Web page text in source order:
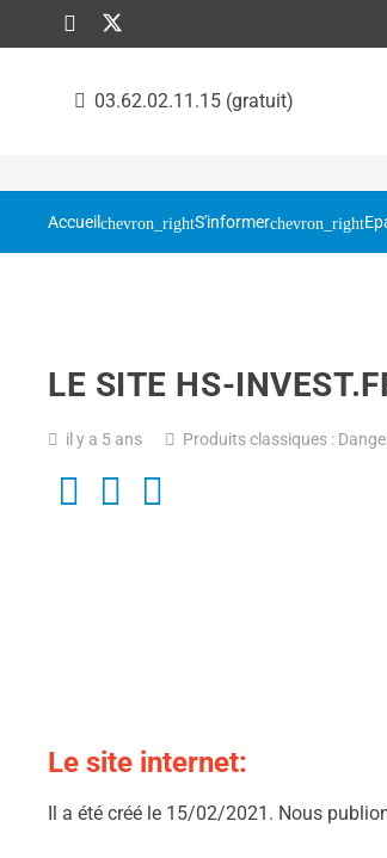
03.62.02.11.15 (gratuit)
Accueil S'informer
LE SITE HS-
il y a 5 ans Produits classiques :
Le site internet:
Il a été créé le 15/02/2021. Nous